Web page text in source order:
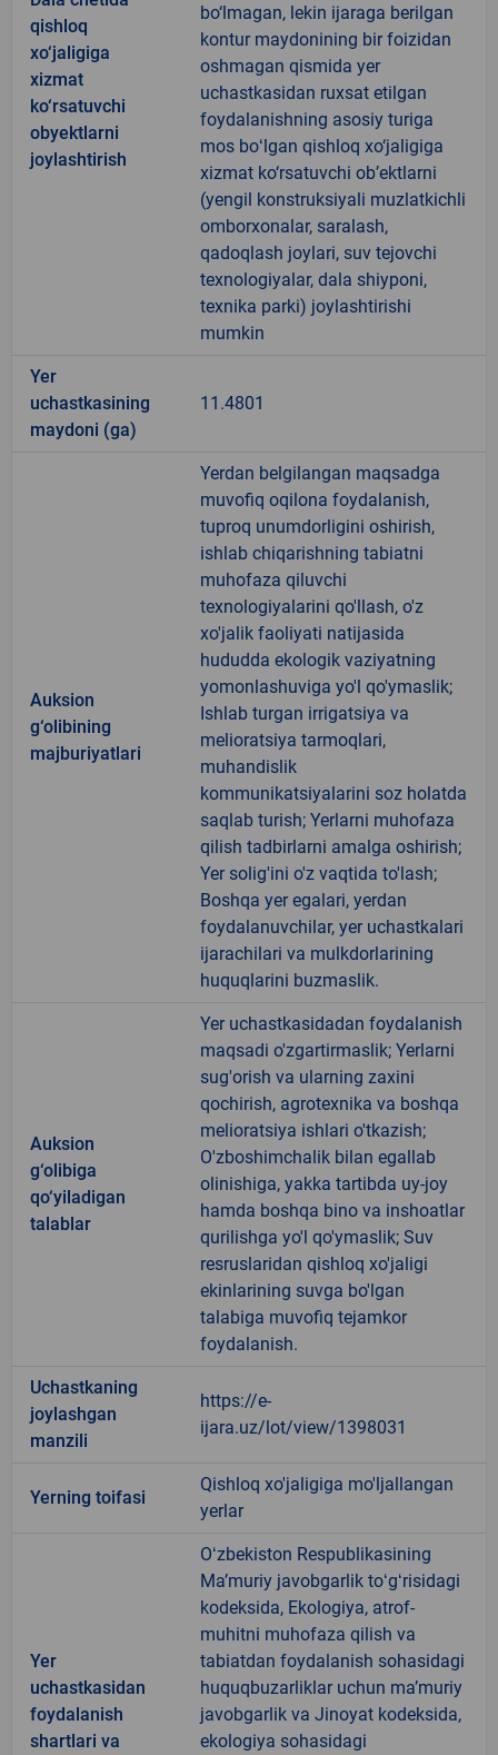
qishloq
xo‘jaligiga
xizmat
ko‘rsatuvchi
obyektlarni
joylashtirish
bo‘lmagan, lekin ijaraga berilgan
kontur maydonining bir foizidan
oshmagan qismida yer
uchastkasidan ruxsat etilgan
foydalanishning asosiy turiga
mos boʻlgan qishloq xo‘jaligiga
xizmat ko‘rsatuvchi ob’ektlarni
(yengil konstruksiyali muzlatkichli
omborxonalar, saralash,
qadoqlash joylari, suv tejovchi
texnologiyalar, dala shiyponi,
texnika parki) joylashtirishi
mumkin
Yer
uchastkasining
maydoni (ga)
11.4801
Auksion
g‘olibining
majburiyatlari
Yerdan belgilangan maqsadga
muvofiq oqilona foydalanish,
tuproq unumdorligini oshirish,
ishlab chiqarishning tabiatni
muhofaza qiluvchi
texnologiyalarini qo'llash, o'z
xo'jalik faoliyati natijasida
hududda ekologik vaziyatning
yomonlashuviga yo'l qo'ymaslik;
Ishlab turgan irrigatsiya va
melioratsiya tarmoqlari,
muhandislik
kommunikatsiyalarini soz holatda
saqlab turish; Yerlarni muhofaza
qilish tadbirlarni amalga oshirish;
Yer solig'ini o'z vaqtida to'lash;
Boshqa yer egalari, yerdan
foydalanuvchilar, yer uchastkalari
ijarachilari va mulkdorlarining
huquqlarini buzmaslik.
Auksion
g‘olibiga
qo‘yiladigan
talablar
Yer uchastkasidadan foydalanish
maqsadi o'zgartirmaslik; Yerlarni
sug'orish va ularning zaxini
qochirish, agrotexnika va boshqa
melioratsiya ishlari o'tkazish;
O'zboshimchalik bilan egallab
olinishiga, yakka tartibda uy-joy
hamda boshqa bino va inshoatlar
qurilishga yo'l qo'ymaslik; Suv
resruslaridan qishloq xo'jaligi
ekinlarining suvga bo'lgan
talabiga muvofiq tejamkor
foydalanish.
Uchastkaning
joylashgan
manzili
https://e-
ijara.uz/lot/view/1398031
Yerning toifasi
Qishloq xo'jaligiga mo'ljallangan
yerlar
Yer
uchastkasidan
foydalanish
shartlari va
Oʻzbekiston Respublikasining
Maʼmuriy javobgarlik toʻgʻrisidagi
kodeksida, Ekologiya, atrof-
muhitni muhofaza qilish va
tabiatdan foydalanish sohasidagi
huquqbuzarliklar uchun maʼmuriy
javobgarlik va Jinoyat kodeksida,
ekologiya sohasidagi